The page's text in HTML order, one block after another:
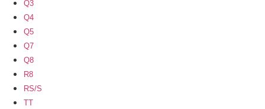
Q3
Q4
Q5
Q7
Q8
R8
RS/S
TT